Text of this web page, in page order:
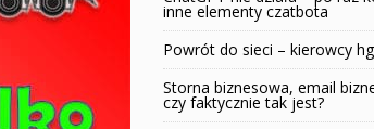
inne elementy czatbota
Powrót do sieci – kierowcy
Storna biznesowa, email
czy faktycznie tak jest?